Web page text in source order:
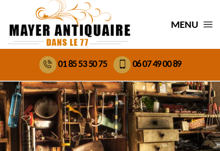
MENU
01 85 53 50 75 06 07 49 00 89